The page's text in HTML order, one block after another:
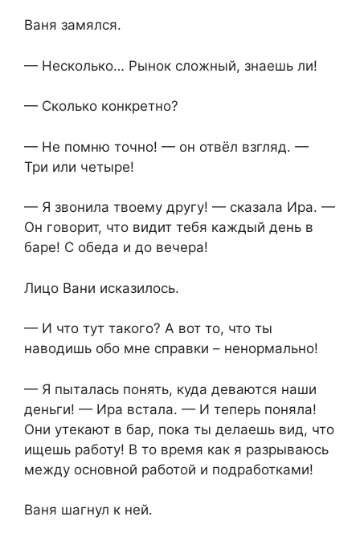
Ваня замялся.
— Несколько… Рынок сложный, знаешь ли!
— Сколько конкретно?
— Не помню точно! — он отвёл взгляд. —
Три или четыре!
— Я звонила твоему другу! — сказала Ира. —
Он говорит, что видит тебя каждый день в
баре! С обеда и до вечера!
Лицо Вани исказилось.
— И что тут такого? А вот то, что ты
наводишь обо мне справки – ненормально!
— Я пыталась понять, куда деваются наши
деньги! — Ира встала. — И теперь поняла!
Они утекают в бар, пока ты делаешь вид, что
ищешь работу! В то время как я разрываюсь
между основной работой и подработками!
Ваня шагнул к ней.